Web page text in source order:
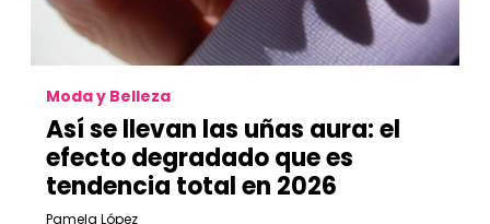
Moda y Belleza
Así se llevan las uñas aura: el
efecto degradado que es
tendencia total en 2026
Pamela López